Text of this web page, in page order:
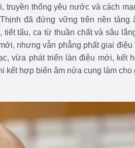
truyền thống yêu nước và cách
đã đứng vững trên nền tảng
tấu, ca từ thuần chất và sâu
nhưng vẫn phẳng phất giai
vừa phát triển làn điệu mới, kết
hợp biến âm nửa cung làm cho